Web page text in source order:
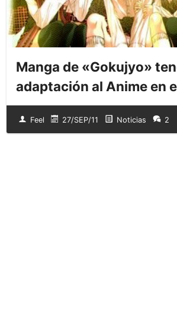
Manga de «Gokujyo»
adaptación al Anime en
Feel 27/SEP/11 Noticias 2